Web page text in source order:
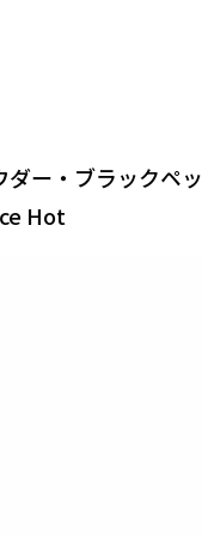
ー・ブラックペ
Hot